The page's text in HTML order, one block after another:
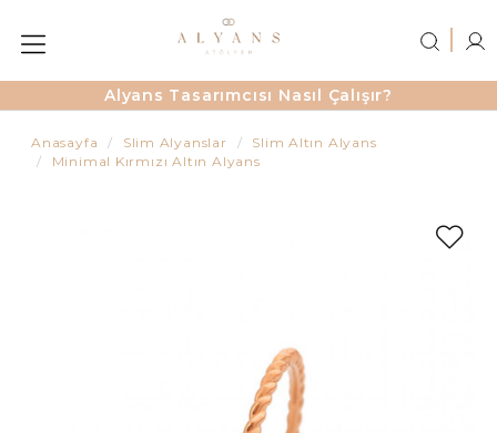
Alyans Tasarımcısı Nasıl Çalışır?
Anasayfa Slim Alyanslar
Slim Altın Alyans
Minimal Kırmızı Altın Alyans